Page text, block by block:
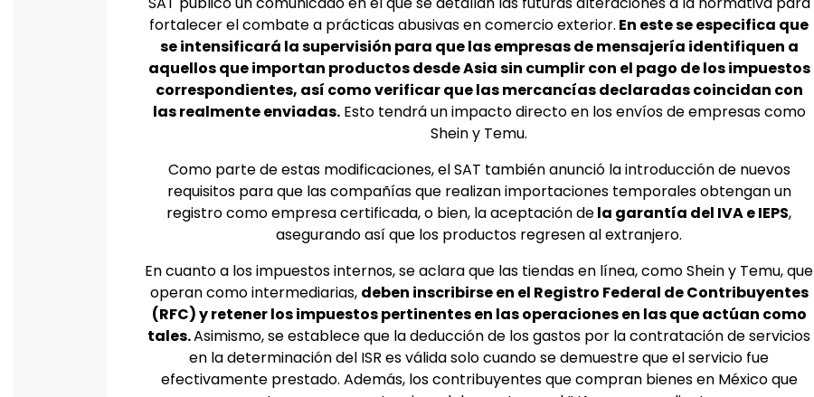
fortalecer el combate a prácticas abusivas en comercio exterior. En este se especifica que
se intensificará la supervisión para que las empresas de mensajería identifiquen a
aquellos que importan productos desde Asia sin cumplir con el pago de los impuestos
correspondientes, así como verificar que las mercancías declaradas coincidan con
las realmente enviadas.Esto tendrá un impacto directo en los envíos de empresas como
Shein y Temu.
Como parte de estas modificaciones, el SAT también anunció la introducción de nuevos
requisitos para que las compañías que realizan importaciones temporales obtengan un
registro como empresa certificada, o bien, la aceptación dela garantía del IVA e IEPS,
asegurando así que los productos regresen al extranjero.
En cuanto a los impuestos internos, se aclara que las tiendas en línea, como Shein y Temu, que
operan como intermediarias, deben inscribirse en el Registro Federal de Contribuyentes
(RFC) y retener los impuestos pertinentes en las operaciones en las que actúan como
tales.Asimismo, se establece que la deducción de los gastos por la contratación de servicios
en la determinación del ISR es válida solo cuando se demuestre que el servicio fue
efectivamente prestado. Además, los contribuyentes que compran bienes en México que